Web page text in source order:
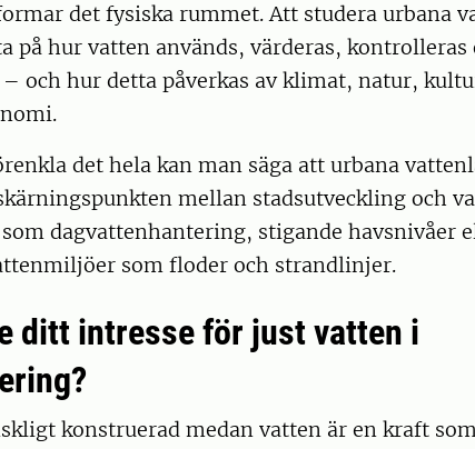
det fysiska rummet. Att studera urbana
på hur vatten används, värderas, kontrolleras
– och hur detta påverkas av klimat, natur,
det hela kan man säga att urbana
mellan stadsutveckling och
dagvattenhantering, stigande havsnivåer
som floder och strandlinjer.
ditt intresse för just vatten i
konstruerad medan vatten är en kraft